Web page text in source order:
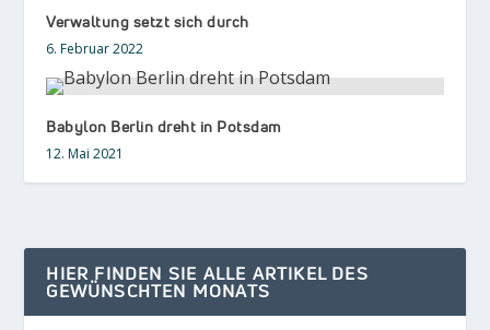
Verwaltung setzt sich durch
6. Februar 2022
Babylon Berlin dreht in Potsdam
12. Mai 2021
HIER FINDEN SIE ALLE ARTIKEL DES
GEWÜNSCHTEN MONATS